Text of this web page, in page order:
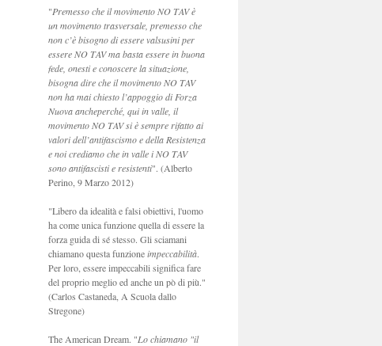
"Premesso che il movimento NO TAV è
un movimento trasversale, premesso che
non c’è bisogno di essere valsusini per
essere NO TAV ma basta essere in buona
fede, onesti e conoscere la situazione,
bisogna dire che il movimento NO TAV
non ha mai chiesto l’appoggio di Forza
Nuova ancheperché, qui in valle, il
movimento NO TAV si è sempre rifatto ai
valori dell’antifascismo e della Resistenza
e noi crediamo che in valle i NO TAV
sono antifascisti e resistenti". (Alberto
Perino, 9 Marzo 2012)
"Libero da idealità e falsi obiettivi, l'uomo
ha come unica funzione quella di essere la
forza guida di sé stesso. Gli sciamani
chiamano questa funzioneimpeccabilità.
Per loro, essere impeccabili significa fare
del proprio meglio ed anche un pò di più."
(Carlos Castaneda, A Scuola dallo
Stregone)
The American Dream. "Lo chiamano "il